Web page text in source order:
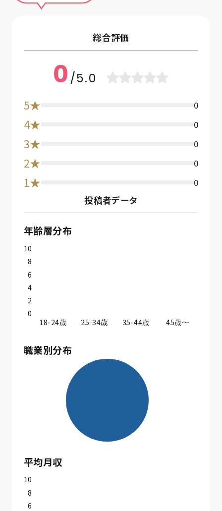
総合評価
0 /5.0
5★ 0
4★ 0
3★ 0
2★ 0
1★ 0
投稿者データ
年齢層分布
10
8
6
4
2
0
18-24歳
25-34歳 35-44歳 45歳〜
職業別分布
平均月収
10
8
6